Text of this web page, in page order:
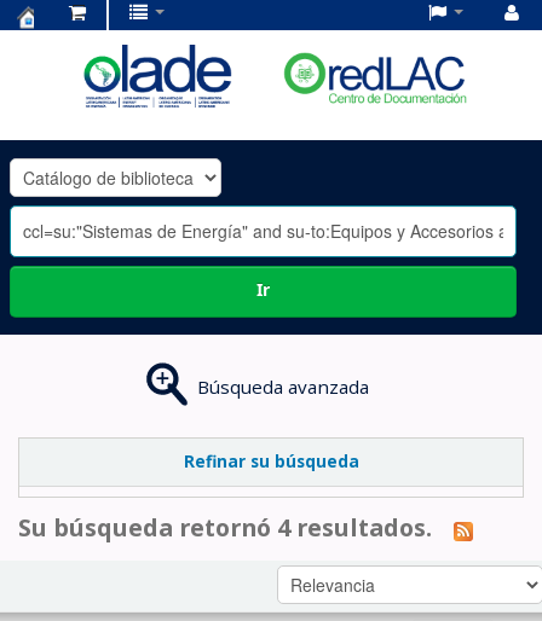
OLADE
-
Ir
Búsqueda avanzada
Refinar su búsqueda
Su búsqueda retornó 4 resultados.